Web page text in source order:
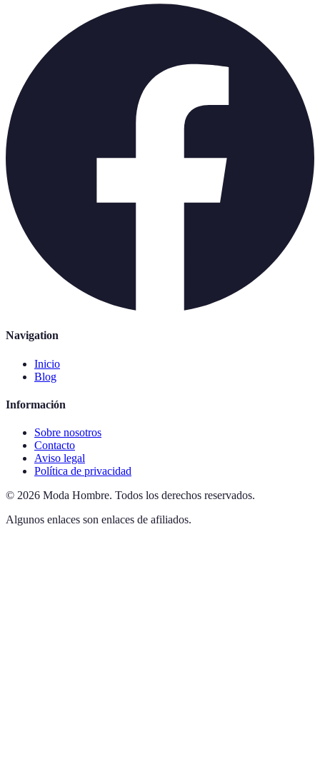
Navigation
Inicio
Blog
Información
Sobre nosotros
Contacto
Aviso legal
Política de privacidad
© 2026 Moda Hombre. Todos los derechos reservados.
Algunos enlaces son enlaces de afiliados.